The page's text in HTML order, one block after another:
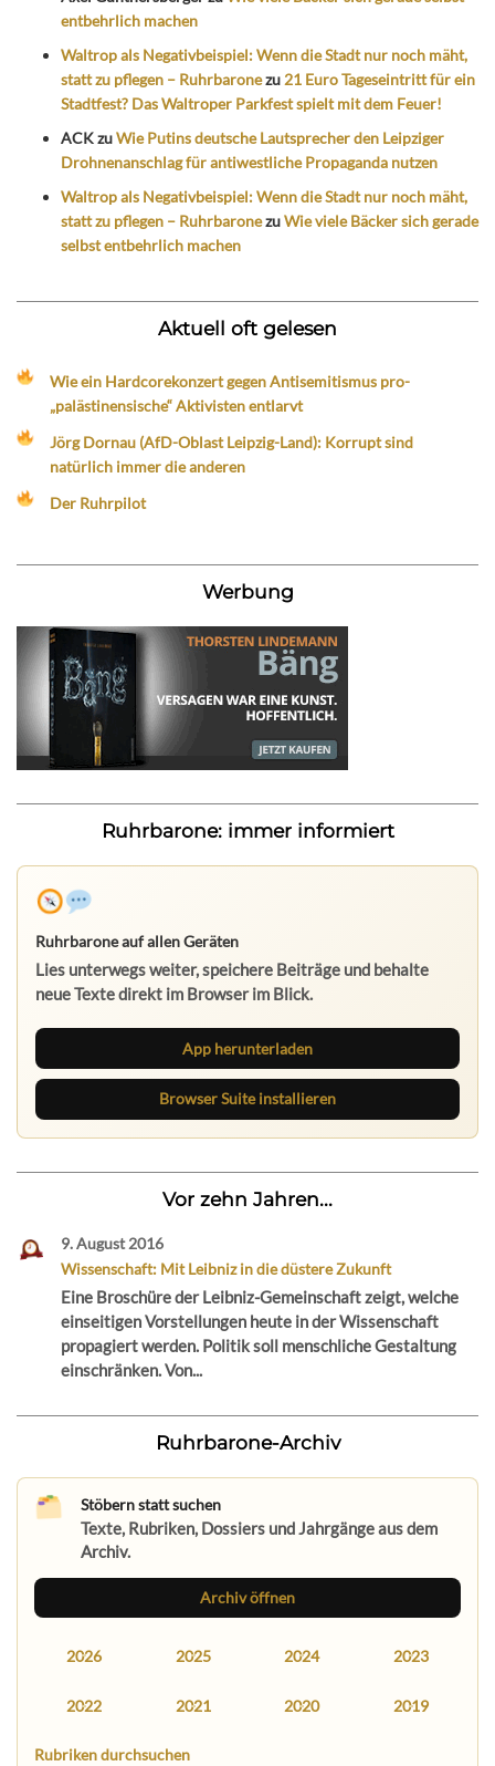
entbehrlich machen
Waltrop als Negativbeispiel: Wenn die Stadt nur noch mäht,
statt zu pflegen – Ruhrbaronezu 21 Euro Tageseintritt für ein
Stadtfest? Das Waltroper Parkfest spielt mit dem Feuer!
ACKzuWie Putins deutsche Lautsprecher den Leipziger
Drohnenanschlag für antiwestliche Propaganda nutzen
Waltrop als Negativbeispiel: Wenn die Stadt nur noch mäht,
statt zu pflegen – RuhrbaronezuWie viele Bäcker sich gerade
selbst entbehrlich machen
Aktuell oft gelesen
Wie ein Hardcorekonzert gegen Antisemitismus pro-
„palästinensische“ Aktivisten entlarvt
Jörg Dornau (AfD-Oblast Leipzig-Land): Korrupt sind
natürlich immer die anderen
Der Ruhrpilot
Werbung
Ruhrbarone: immer informiert
Ruhrbarone auf allen Geräten
Lies unterwegs weiter, speichere Beiträge und behalte
neue Texte direkt im Browser im Blick.
App herunterladen
Browser Suite installieren
Vor zehn Jahren...
9. August 2016
Wissenschaft: Mit Leibniz in die düstere Zukunft
Eine Broschüre der Leibniz-Gemeinschaft zeigt, welche
einseitigen Vorstellungen heute in der Wissenschaft
propagiert werden. Politik soll menschliche Gestaltung
einschränken. Von...
Ruhrbarone-Archiv
Stöbern statt suchen
Texte, Rubriken, Dossiers und Jahrgänge aus dem
Archiv.
Archiv öffnen
2026 2025 2024 2023
2022 2021 2020 2019
Rubriken durchsuchen